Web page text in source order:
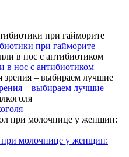
при гайморите
в нос с антибиотиком
– выбираем лучшие
молочнице у женщин: